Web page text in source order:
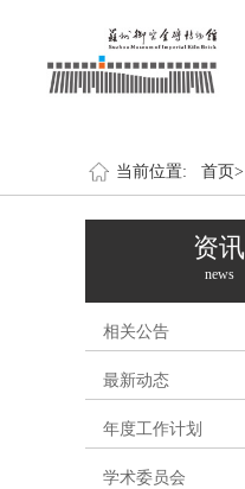
当前位置: 首页>
资讯
news
相关公告
最新动态
年度工作计划
学术委员会